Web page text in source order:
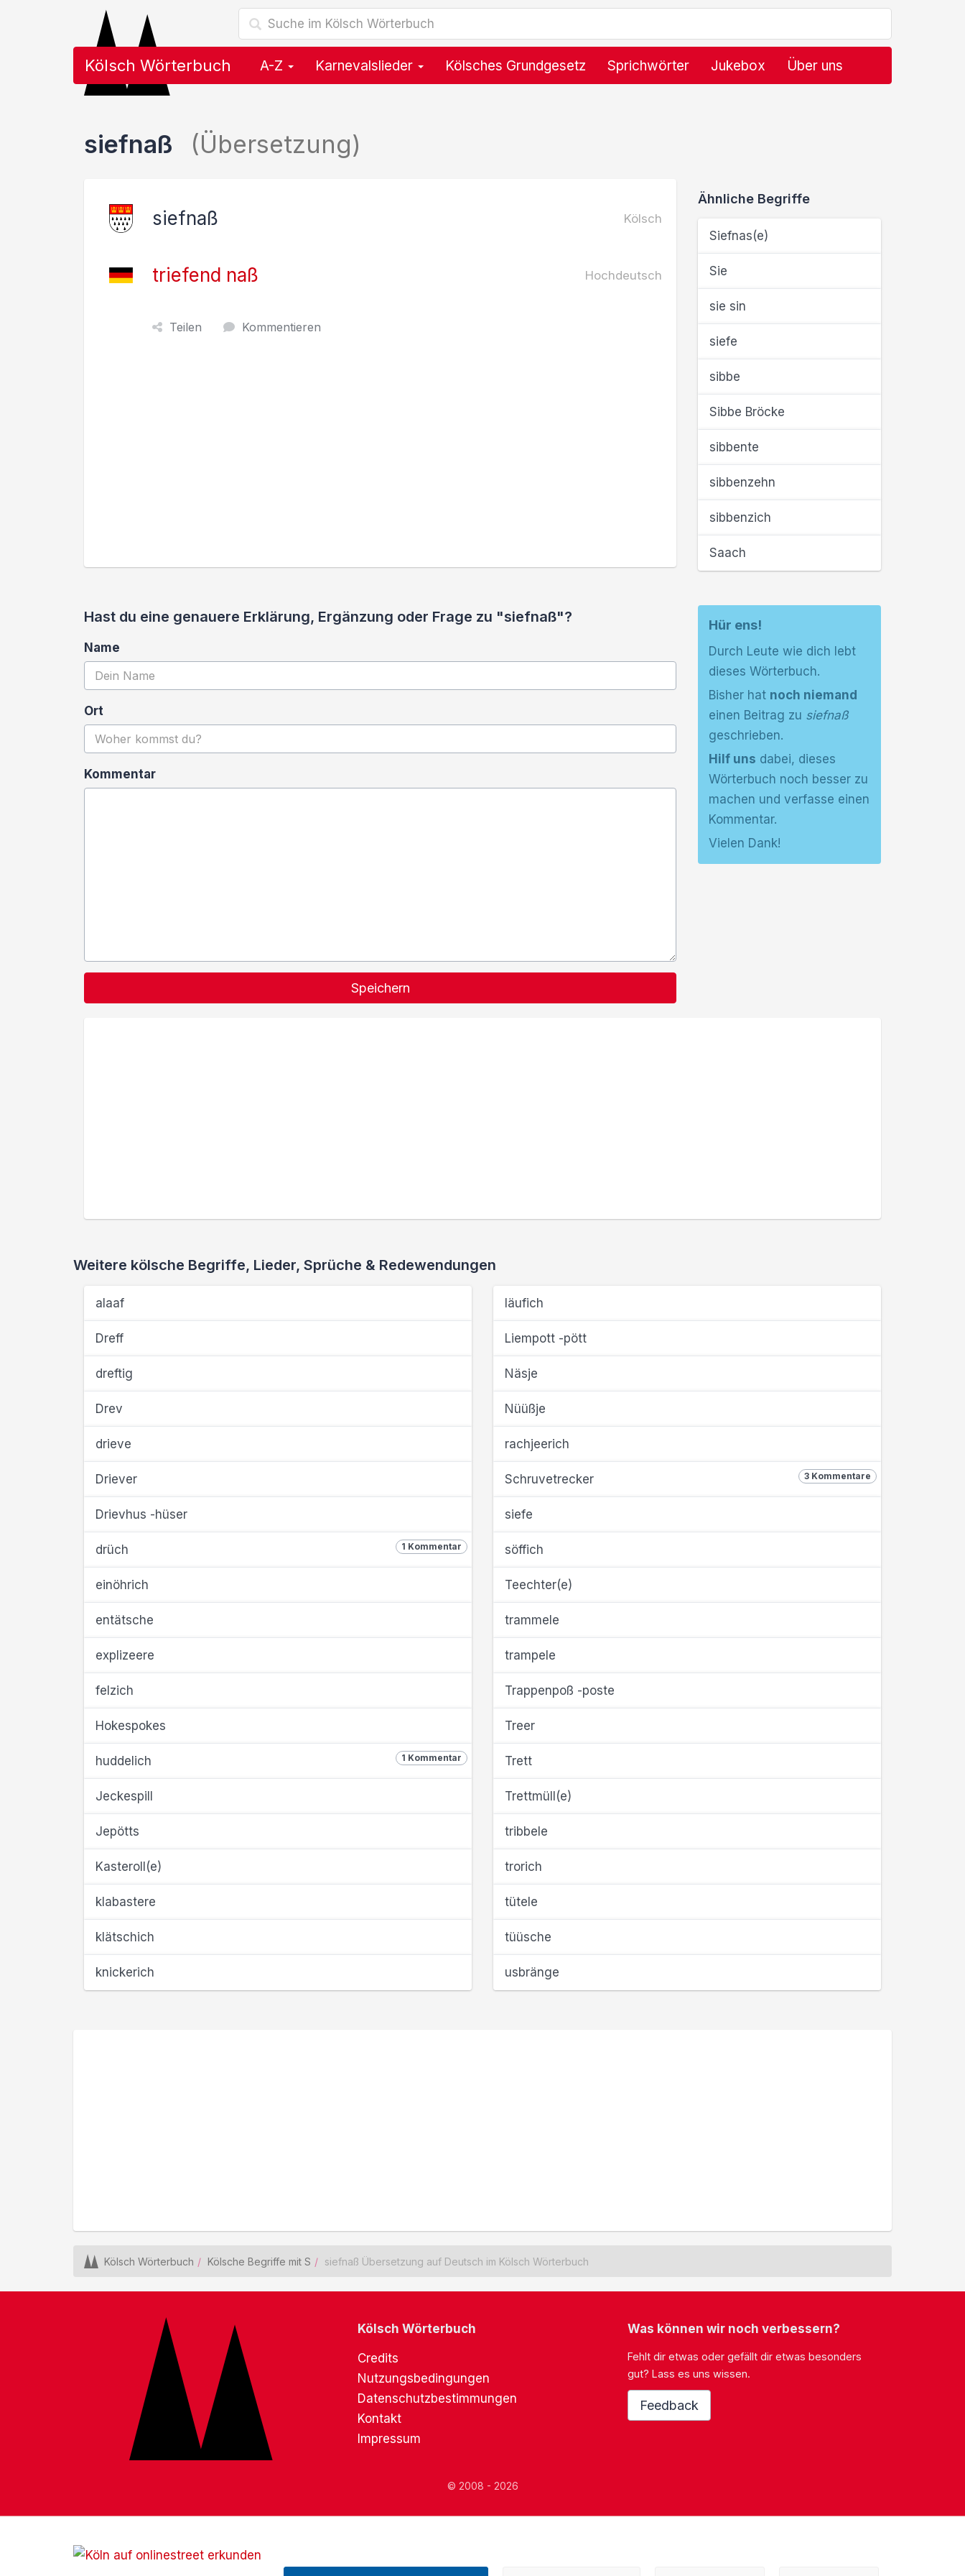
Kölsch Wörterbuch A-Z Karnevalslieder Kölsches Grundgesetz Sprichwörter Jukebox Über uns
siefnaß (Übersetzung)
siefnaß Kölsch
triefend naß Hochdeutsch
Teilen Kommentieren
Ähnliche Begriffe
Siefnas(e)
Sie
sie sin
siefe
sibbe
Sibbe Bröcke
sibbente
sibbenzehn
sibbenzich
Saach
Hast du eine genauere Erklärung, Ergänzung oder Frage zu "siefnaß"?
Name
Ort
Kommentar
Speichern
Hür ens!
Durch Leute wie dich lebt
dieses Wörterbuch.
Bisher hat noch niemand
einen Beitrag zu siefnaß
geschrieben.
Hilf uns dabei, dieses
Wörterbuch noch besser zu
machen und verfasse einen
Kommentar.
Vielen Dank!
Weitere kölsche Begriffe, Lieder, Sprüche & Redewendungen
alaaf
Dreff
dreftig
Drev
drieve
Driever
Drievhus -hüser
1 Kommentar
drüch
einöhrich
entätsche
explizeere
felzich
Hokespokes
1 Kommentar
huddelich
Jeckespill
Jepötts
Kasteroll(e)
klabastere
klätschich
knickerich
läufich
Liempott -pött
Näsje
Nüüßje
rachjeerich
3 Kommentare
Schruvetrecker
siefe
söffich
Teechter(e)
trammele
trampele
Trappenpoß -poste
Treer
Trett
Trettmüll(e)
tribbele
trorich
tütele
tüüsche
usbränge
Kölsch Wörterbuch Kölsche Begriffe mit S siefnaß Übersetzung auf Deutsch im Kölsch Wörterbuch
Kölsch Wörterbuch
Credits
Nutzungsbedingungen
Datenschutzbestimmungen
Kontakt
Impressum
Was können wir noch verbessern?
Fehlt dir etwas oder gefällt dir etwas besonders
gut? Lass es uns wissen.
Feedback
© 2008 - 2026